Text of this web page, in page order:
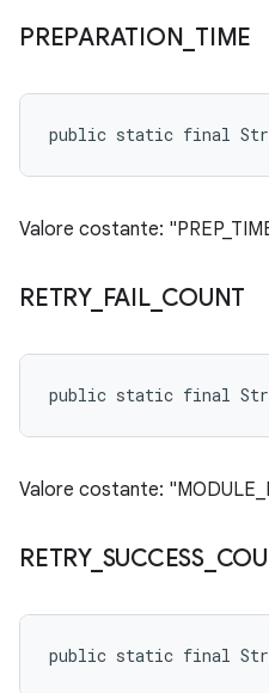
PREPARATION TIME
public static final String
Valore costante:
RETRY_ FAIL_ COUNT
public static final String
Valore costante:
RETRY_ SUCCESS_
public static final String